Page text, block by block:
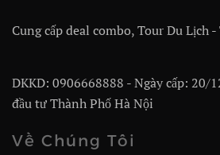
Cung cấp deal combo, Tour Du Lịch
DKKD: 0906668888 - Ngày cấp: 20/
đầu tư Thành Phố Hà Nội
Về Chúng Tôi